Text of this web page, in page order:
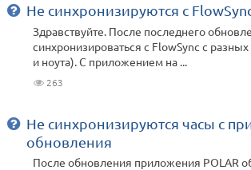
Не синхронизируются с
Здравствуйте. После последнего
синхронизироваться с FlowSync с
и ноута). С приложением на ...
263
Не синхронизируются часы с
обновления
После обновления приложения POLAR